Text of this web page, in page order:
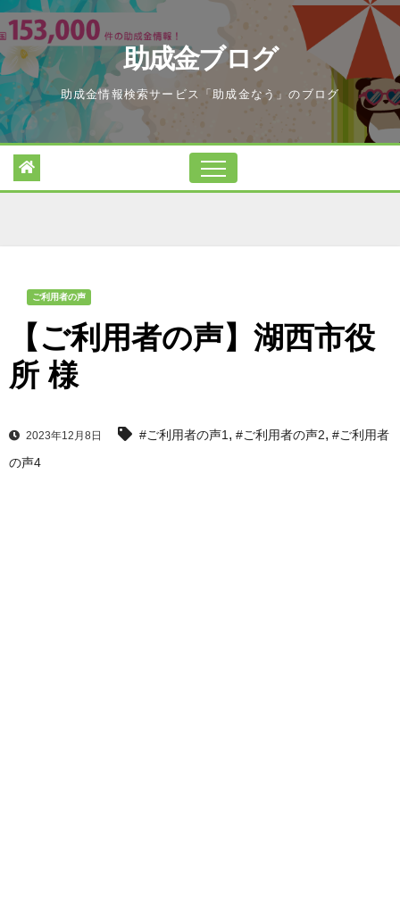
Skip
to
content
助成金ブログ
助成金情報検索サービス「助成金なう」のブログ
ご利用者の声
【ご利用者の声】湖西市役
所 様
2023年12月8日 #ご利用者の声1, #ご利用者の声2, #ご利用者
の声4